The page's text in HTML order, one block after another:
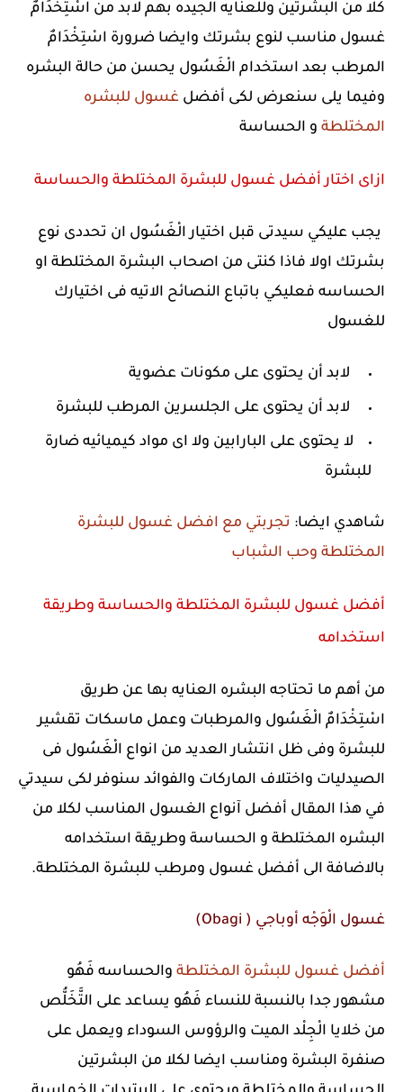
كلا من البشرتين وللعنايه الجيده بهم لابد من اسْتِخْدَامٌ
غسول مناسب لنوع بشرتك وايضا ضرورة اسْتِخْدَامٌ
المرطب بعد استخدام الْغَسُول يحسن من حالة البشره
وفيما يلى سنعرض لكى أفضل غسول للبشره
المختلطة و الحساسة
ازاى اختار أفضل غسول للبشرة المختلطة والحساسة
يجب عليكي سيدتى قبل اختيار الْغَسُول ان تحددى نوع
بشرتك اولا فاذا كنتى من اصحاب البشرة المختلطة او
الحساسه فعليكي باتباع النصائح الاتيه فى اختيارك
للغسول
لابد أن يحتوى على مكونات عضوية
لابد أن يحتوى على الجلسرين المرطب للبشرة
لا يحتوى على البارابين ولا اى مواد كيميائيه ضارة
للبشرة
شاهدي ايضا: تجربتي مع افضل غسول للبشرة
المختلطة وحب الشباب
أفضل غسول للبشرة المختلطة والحساسة وطريقة
استخدامه
من أهم ما تحتاجه البشره العنايه بها عن طريق
اسْتِخْدَامٌ الْغَسُول والمرطبات وعمل ماسكات تقشير
للبشرة وفى ظل انتشار العديد من انواع الْغَسُول فى
الصيدليات واختلاف الماركات والفوائد سنوفر لكى سيدتي
في هذا المقال أفضل آنواع الغسول المناسب لكلا من
البشره المختلطة و الحساسة وطريقة استخدامه
بالاضافة الى أفضل غسول ومرطب للبشرة المختلطة.
غسول الْوَجْه أوباجي ( Obagi)
أفضل غسول للبشرة المختلطة والحساسه فَهُو
مشهور جدا بالنسبة للنساء فَهُو يساعد على التَّخَلُّص
من خلايا الْجِلْد الميت والرؤوس السوداء ويعمل على
صنفرة البشرة ومناسب ايضا لكلا من البشرتين